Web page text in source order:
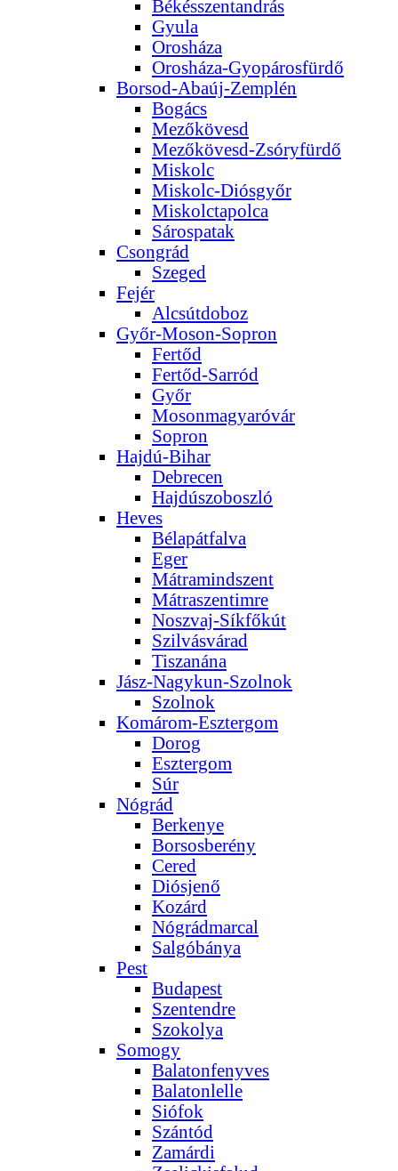
Békésszentandrás
Gyula
Orosháza
Orosháza-Gyopárosfürdő
Borsod-Abaúj-Zemplén
Bogács
Mezőkövesd
Mezőkövesd-Zsóryfürdő
Miskolc
Miskolc-Diósgyőr
Miskolctapolca
Sárospatak
Csongrád
Szeged
Fejér
Alcsútdoboz
Győr-Moson-Sopron
Fertőd
Fertőd-Sarród
Győr
Mosonmagyaróvár
Sopron
Hajdú-Bihar
Debrecen
Hajdúszoboszló
Heves
Bélapátfalva
Eger
Mátramindszent
Mátraszentimre
Noszvaj-Síkfőkút
Szilvásvárad
Tiszanána
Jász-Nagykun-Szolnok
Szolnok
Komárom-Esztergom
Dorog
Esztergom
Súr
Nógrád
Berkenye
Borsosberény
Cered
Diósjenő
Kozárd
Nógrádmarcal
Salgóbánya
Pest
Budapest
Szentendre
Szokolya
Somogy
Balatonfenyves
Balatonlelle
Siófok
Szántód
Zamárdi